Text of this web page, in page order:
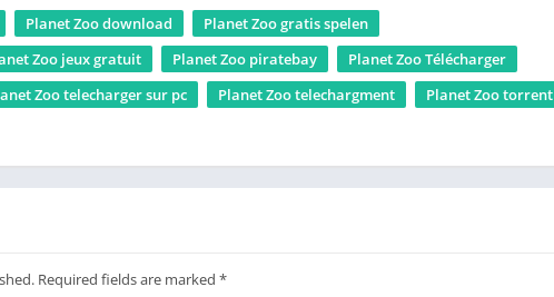
Planet Zoo download
Planet Zoo gratis spelen
Zoo jeux gratuit Planet Zoo piratebay
Planet Zoo Télécharger
Zoo telecharger sur pc Planet Zoo telechargment
Planet Zoo torrent
Required fields are marked *